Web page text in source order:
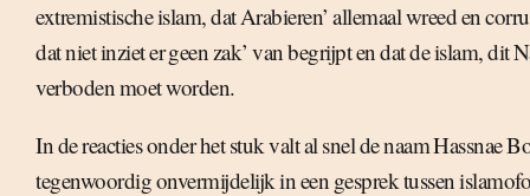
extremistische islam, dat Arabieren’ allemaal wreed en
dat niet inziet er geen zak’ van begrijpt en dat de islam, dit
verboden moet worden.
In de reacties onder het stuk valt al snel de naam Hassnae
tegenwoordig onvermijdelijk in een gesprek tussen